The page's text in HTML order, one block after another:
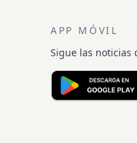
APP MÓVIL
Sigue las noticias